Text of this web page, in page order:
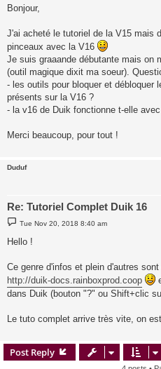
t
Bonjour,
J'ai acheté le tutoriel de la V15 mais
pinceaux avec la V16
Je suis graaande débutante mais on
(outil magique dixit ma soeur).
- les outils pour bloquer et débloquer
présents sur la V16 ?
- la v16 de Duik fonctionne t-elle
Merci beaucoup, pour tout !
Duduf
Re: Tutoriel Complet Duik 16
P
o
s
t
Tue Nov 20, 2018 8:40 am
Hello !
Ce genre d'infos et plein d'autres
http://duik-docs.rainboxprod.coop
dans Duik (bouton "?" ou Shift+clic
Le tuto complet arrive très vite, on
Post Reply